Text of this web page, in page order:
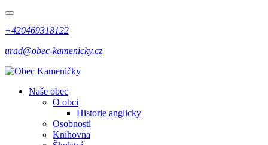
+420469318122
urad@obec-kamenicky.cz
Naše obec
O obci
Historie anglicky
Osobnosti
Knihovna